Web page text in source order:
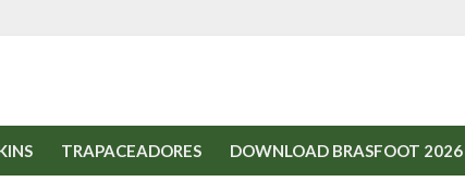
TRAPACEADORES DOWNLOAD BRASFOOT 2026